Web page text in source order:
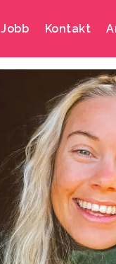
Jobb Kontakt